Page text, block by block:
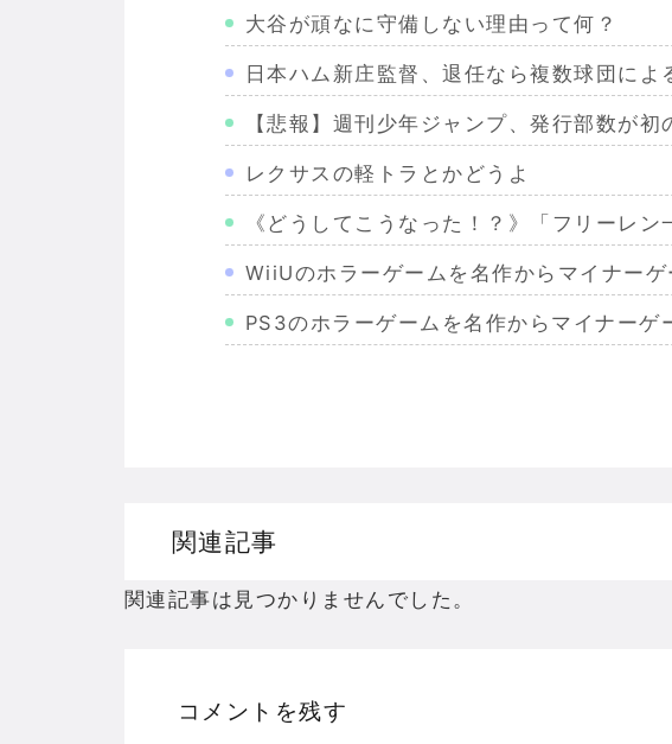
大谷が頑なに守備しない理由って何？
日本ハム新庄監督、退任なら複数球団によ
【悲報】週刊少年ジャンプ、発行部数が
レクサスの軽トラとかどうよ
《どうしてこうなった！？》「フリーレ
WiiUのホラーゲームを名作からマイナー
PS3のホラーゲームを名作からマイナー
PS2のホラーゲームを名作からマイナー
ドリームキャストのホラーゲームを名作
Powered by livedoor 相互RSS
関連記事
関連記事は見つかりませんでした。
コメントを残す